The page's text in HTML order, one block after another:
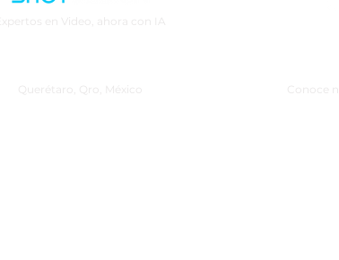
Expertos en Video, ahora con IA
Querétaro, Qro, México